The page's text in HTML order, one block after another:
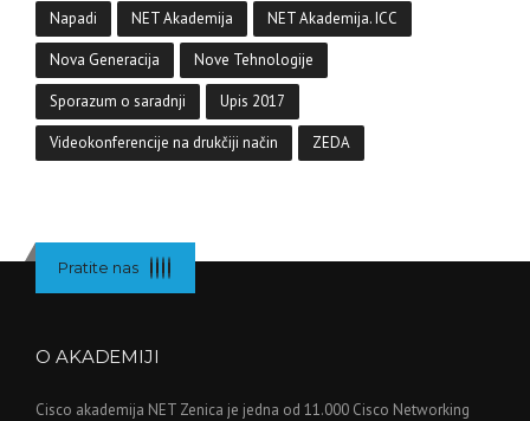
Napadi NET Akademija NET Akademija. ICC
Nova Generacija Nove Tehnologije
Sporazum o saradnji Upis 2017
Videokonferencije na drukčiji način ZEDA
Pratite nas
O AKADEMIJI
Cisco akademija NET Zenica je jedna od 11.000 Cisco Networking